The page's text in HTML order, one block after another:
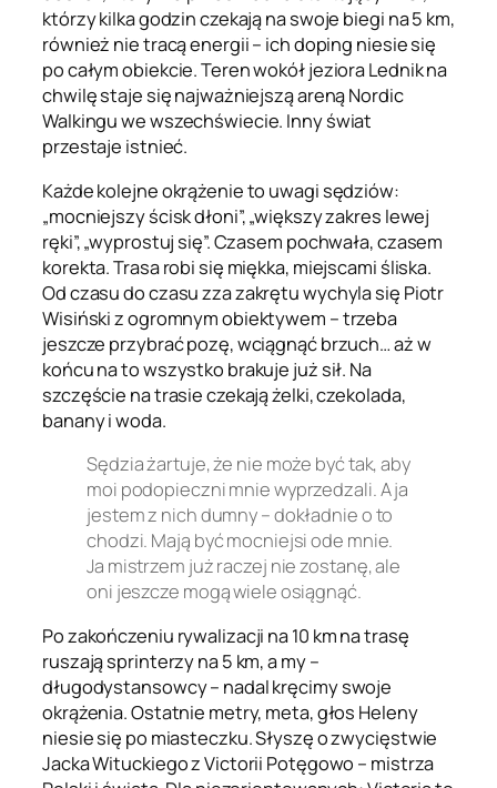
którzy kilka godzin czekają na swoje biegi na 5 km,
również nie tracą energii – ich doping niesie się
po całym obiekcie. Teren wokół jeziora Lednik na
chwilę staje się najważniejszą areną Nordic
Walkingu we wszechświecie. Inny świat
przestaje istnieć.
Każde kolejne okrążenie to uwagi sędziów:
„mocniejszy ścisk dłoni”, „większy zakres lewej
ręki”, „wyprostuj się”. Czasem pochwała, czasem
korekta. Trasa robi się miękka, miejscami śliska.
Od czasu do czasu zza zakrętu wychyla się Piotr
Wisiński z ogromnym obiektywem – trzeba
jeszcze przybrać pozę, wciągnąć brzuch… aż w
końcu na to wszystko brakuje już sił. Na
szczęście na trasie czekają żelki, czekolada,
banany i woda.
Sędzia żartuje, że nie może być tak, aby
moi podopieczni mnie wyprzedzali. A ja
jestem z nich dumny – dokładnie o to
chodzi. Mają być mocniejsi ode mnie.
Ja mistrzem już raczej nie zostanę, ale
oni jeszcze mogą wiele osiągnąć.
Po zakończeniu rywalizacji na 10 km na trasę
ruszają sprinterzy na 5 km, a my –
długodystansowcy – nadal kręcimy swoje
okrążenia. Ostatnie metry, meta, głos Heleny
niesie się po miasteczku. Słyszę o zwycięstwie
Jacka Wituckiego z Victorii Potęgowo – mistrza